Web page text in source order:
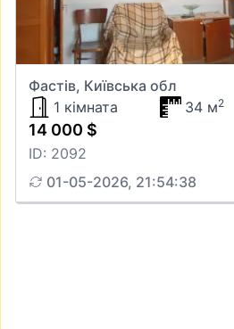
Фастів, Київська обл
1 кімната
34 м2
14 000 $
ID: 2092
01-05-2026, 21:54:38